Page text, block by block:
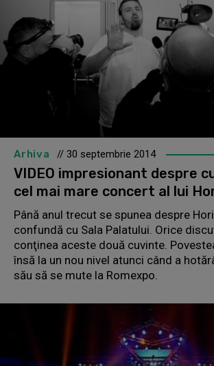
Arhiva // 30 septembrie 2014
VIDEO impresionant despre
cel mai mare concert al lui
Până anul trecut se spunea despre
confundă cu Sala Palatului. Orice
conţinea aceste două cuvinte.
însă la un nou nivel atunci când a
său să se mute la Romexpo.